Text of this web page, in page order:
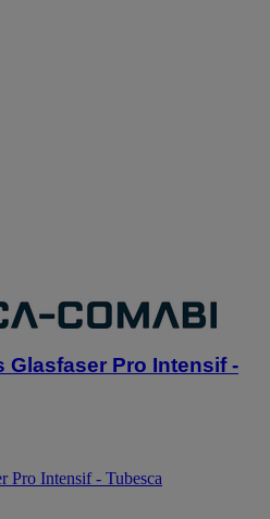
Glasfaser Pro Intensif -
Pro Intensif - Tubesca